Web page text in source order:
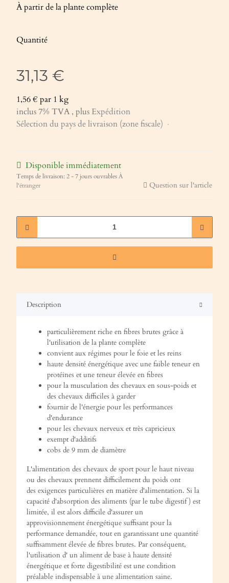
À partir de la plante complète
Quantité
31,13 €
1,56 € par 1 kg
inclus 7% TVA , plusExpédition
Sélection du pays de livraison (zone fiscale)
Disponible immédiatement
Temps de livraison:2 - 7 jours ouvrablesÀ
l'étranger
Question sur l'article
Description
particulièrement riche en fibres brutes grâce à
l'utilisation de la plante complète
convient aux régimes pour le foie et les reins
haute densité énergétique avec une faible teneur en
protéines et une teneur élevée en fibres
pour la musculation des chevaux en sous-poids et
des chevaux difficiles à garder
fournir de l'énergie pour les performances
d'endurance
pour les chevaux nerveux et très capricieux
exempt d'additifs
cobs de 9 mm de diamètre
L'alimentation des chevaux de sport pour le haut niveau
ou des chevaux prennent difficilement du poids ont
des exigences particulières en matière d'alimentation. Si la
capacité d'absorption des aliments (par le tube digestif ) est
limitée, il est alors difficile d'assurer un
approvisionnement énergétique suffisant pour la
performance demandée, tout en garantissant une quantité
suffisamment élevée de fibres brutes. Par conséquent,
l'utilisation d' un aliment de base à haute densité
énergétique et forte digestibilité est une condition
préalable indispensable à une alimentation saine.